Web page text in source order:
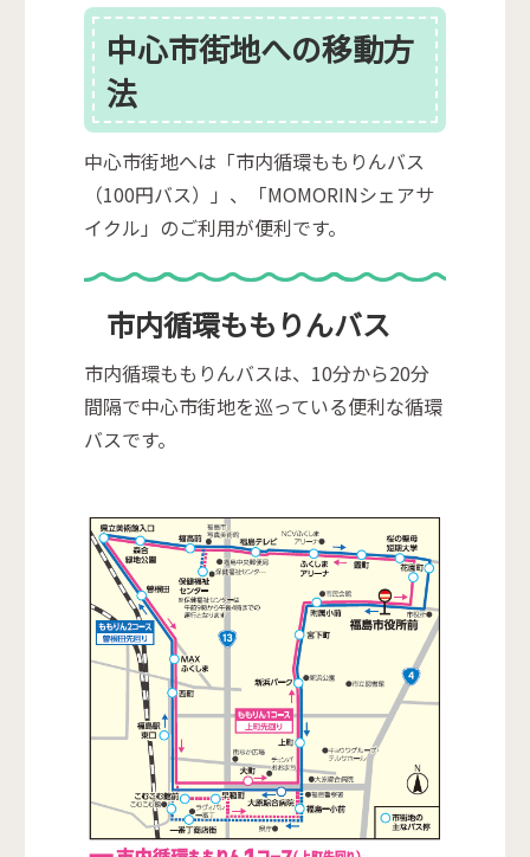
中心市街地への移動方
法
中心市街地へは「市内循環ももりんバス
（100円バス）」、「MOMORINシェアサ
イクル」のご利用が便利です。
市内循環ももりんバス
市内循環ももりんバスは、10分から20分
間隔で中心市街地を巡っている便利な循環
バスです。